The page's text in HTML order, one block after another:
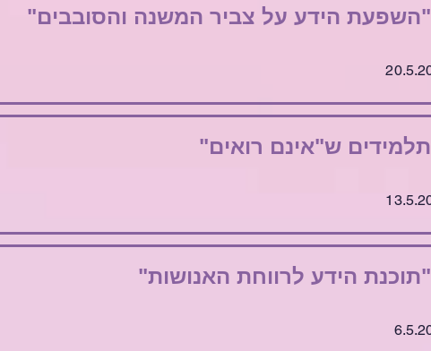
"השפעת הידע על צביר המשנה והסובבים"
תלמידים ש"אינם רואים"
"תוכנת הידע לרווחת האנושות"